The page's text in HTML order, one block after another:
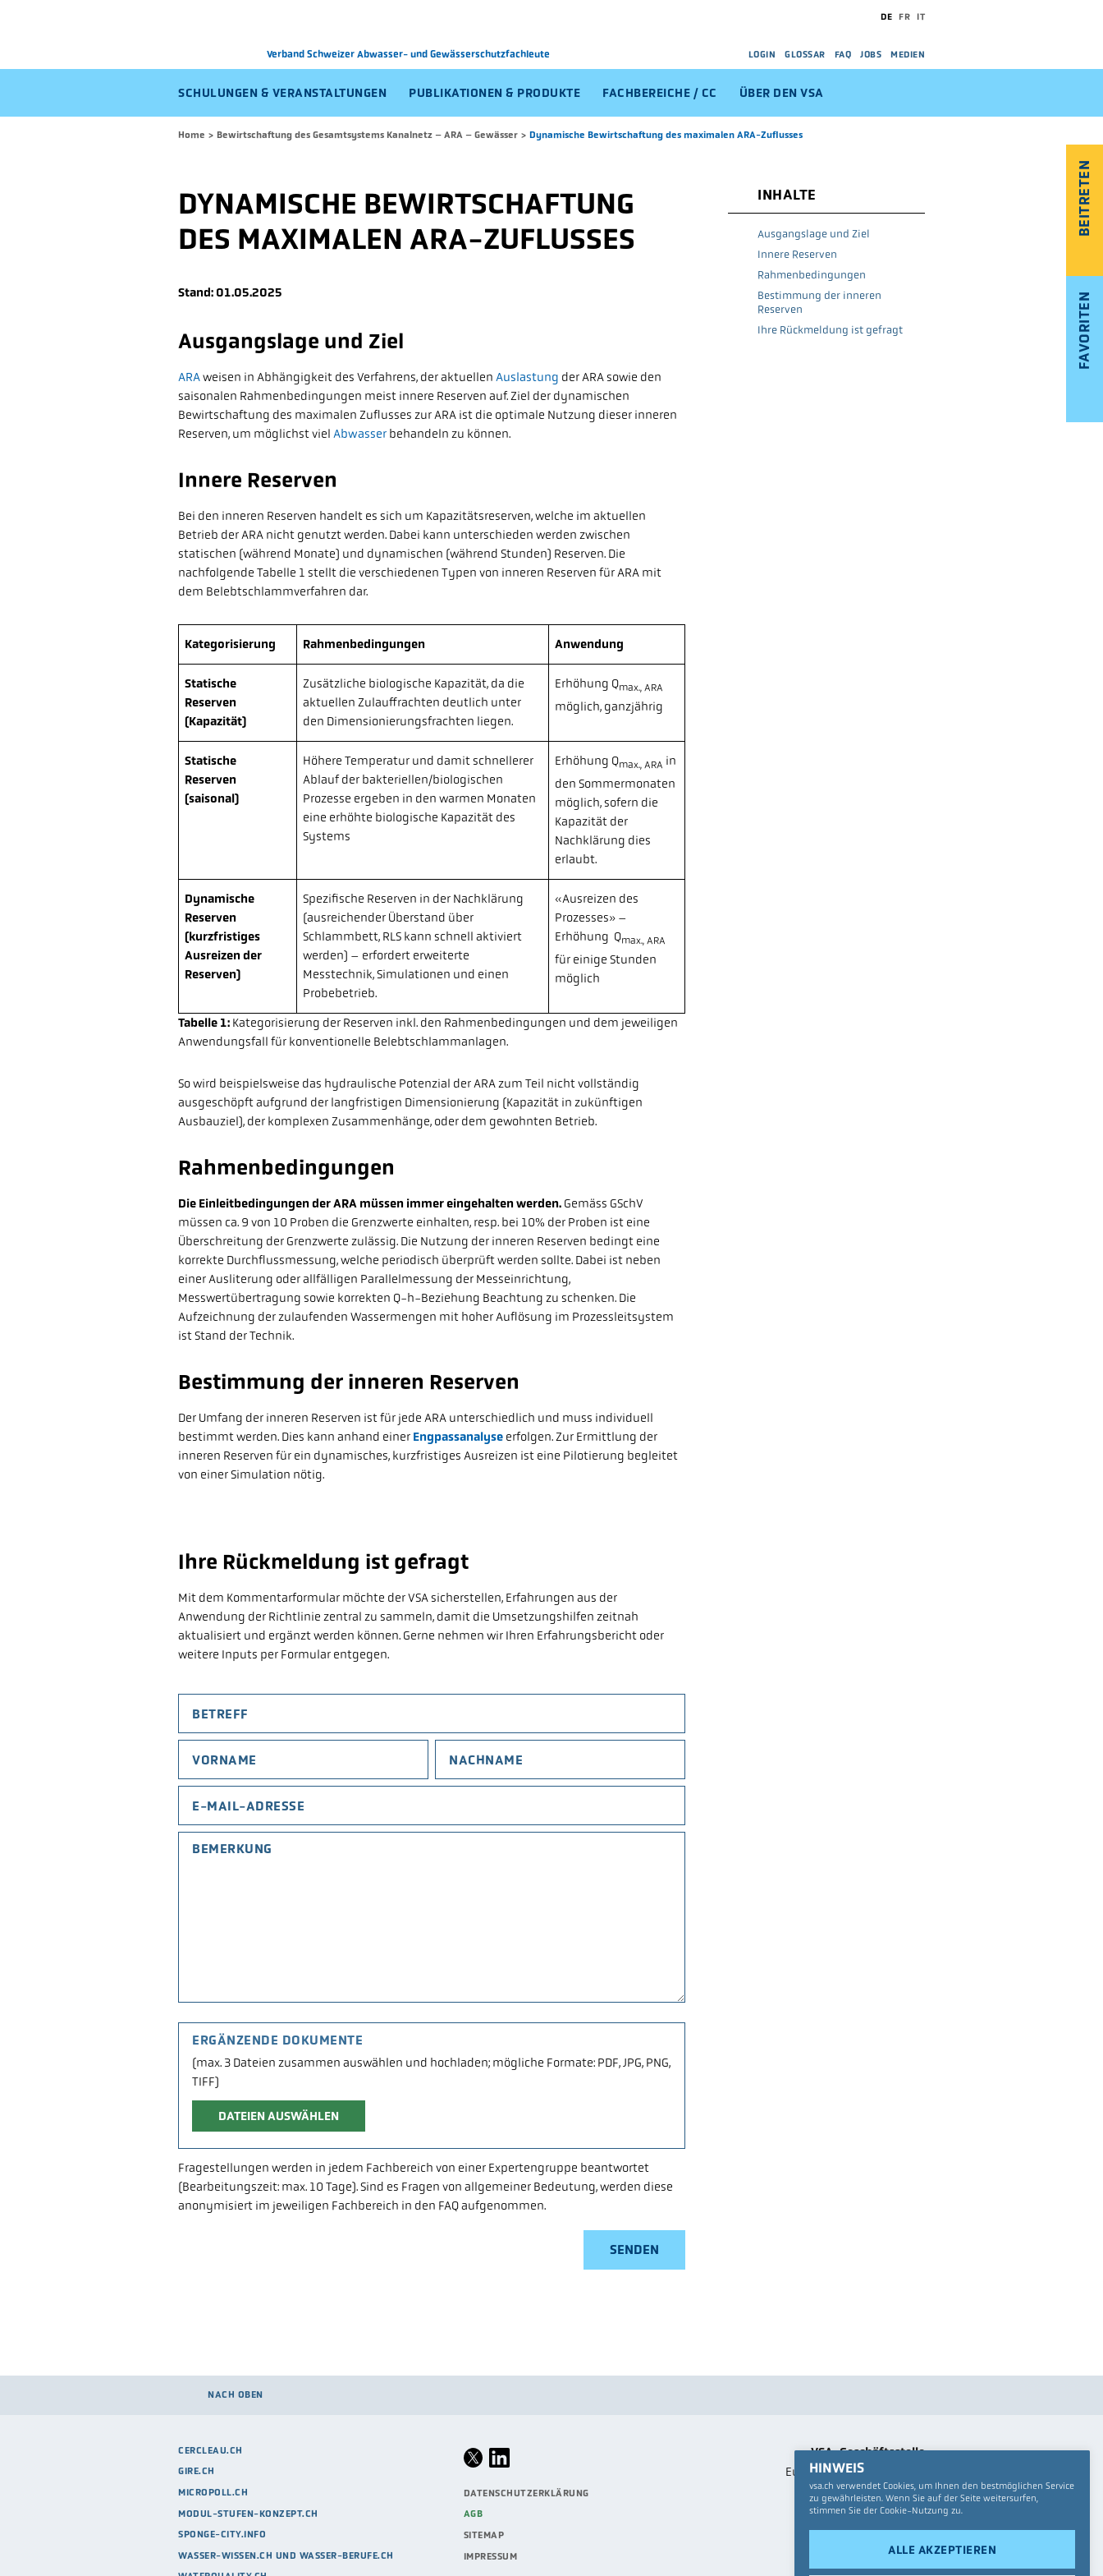
Verband Schweizer Abwasser-und Gewässerschutzfachleute
DE FR IT
LOGIN GLOSSAR FAQ JOBS MEDIEN
SCHULUNGEN & VERANSTALTUNGEN PUBLIKATIONEN & PRODUKTE FACHBEREICHE / CC ÜBER DEN VSA
BEITRETEN
FAVORITEN
Home > Bewirtschaftung des Gesamtsystems Kanalnetz – ARA – Gewässer > Dynamische Bewirtschaftung des maximalen ARA-Zuflusses
DYNAMISCHE BEWIRTSCHAFTUNG
DES MAXIMALEN ARA-ZUFLUSSES
Stand: 01.05.2025
Ausgangslage und Ziel
ARAweisen in Abhängigkeit des Verfahrens, der aktuellen Auslastung der ARA sowie den
saisonalen Rahmenbedingungen meist innere Reserven auf. Ziel der dynamischen
Bewirtschaftung des maximalen Zuflusses zur ARA ist die optimale Nutzung dieser inneren
Reserven, um möglichst viel Abwasser behandeln zu können.
Innere Reserven
Bei den inneren Reserven handelt es sich um Kapazitätsreserven, welche im aktuellen
Betrieb der ARA nicht genutzt werden. Dabei kann unterschieden werden zwischen
statischen (während Monate) und dynamischen (während Stunden) Reserven. Die
nachfolgende Tabelle 1 stellt die verschiedenen Typen von inneren Reserven für ARA mit
dem Belebtschlammverfahren dar.
Kategorisierung Rahmenbedingungen Anwendung
Statische
Reserven
(Kapazität)
Zusätzliche biologische Kapazität, da die
aktuellen Zulauffrachten deutlich unter
den Dimensionierungsfrachten liegen.
Erhöhung Qmax., ARA
möglich, ganzjährig
Statische
Reserven
(saisonal)
Höhere Temperatur und damit schnellerer
Ablauf der bakteriellen/biologischen
Prozesse ergeben in den warmen Monaten
eine erhöhte biologische Kapazität des
Systems
Erhöhung Qmax., ARA in
den Sommermonaten
möglich, sofern die
Kapazität der
Nachklärung dies
erlaubt.
Dynamische
Reserven
(kurzfristiges
Ausreizen der
Reserven)
Spezifische Reserven in der Nachklärung
(ausreichender Überstand über
Schlammbett, RLS kann schnell aktiviert
werden) – erfordert erweiterte
Messtechnik, Simulationen und einen
Probebetrieb.
«Ausreizen des
Prozesses» –
Erhöhung Qmax., ARA
für einige Stunden
möglich
Tabelle 1: Kategorisierung der Reserven inkl. den Rahmenbedingungen und dem jeweiligen
Anwendungsfall für konventionelle Belebtschlammanlagen.
So wird beispielsweise das hydraulische Potenzial der ARA zum Teil nicht vollständig
ausgeschöpft aufgrund der langfristigen Dimensionierung (Kapazität in zukünftigen
Ausbauziel), der komplexen Zusammenhänge, oder dem gewohnten Betrieb.
Rahmenbedingungen
Die Einleitbedingungen der ARA müssen immer eingehalten werden. Gemäss GSchV
müssen ca. 9 von 10 Proben die Grenzwerte einhalten, resp. bei 10% der Proben ist eine
Überschreitung der Grenzwerte zulässig. Die Nutzung der inneren Reserven bedingt eine
korrekte Durchflussmessung, welche periodisch überprüft werden sollte. Dabei ist neben
einer Ausliterung oder allfälligen Parallelmessung der Messeinrichtung,
Messwertübertragung sowie korrekten Q-h-Beziehung Beachtung zu schenken. Die
Aufzeichnung der zulaufenden Wassermengen mit hoher Auflösung im Prozessleitsystem
ist Stand der Technik.
Bestimmung der inneren Reserven
Der Umfang der inneren Reserven ist für jede ARA unterschiedlich und muss individuell
bestimmt werden. Dies kann anhand einer Engpassanalyse erfolgen. Zur Ermittlung der
inneren Reserven für ein dynamisches, kurzfristiges Ausreizen ist eine Pilotierung begleitet
von einer Simulation nötig.
Ihre Rückmeldung ist gefragt
Mit dem Kommentarformular möchte der VSA sicherstellen, Erfahrungen aus der
Anwendung der Richtlinie zentral zu sammeln, damit die Umsetzungshilfen zeitnah
aktualisiert und ergänzt werden können. Gerne nehmen wir Ihren Erfahrungsbericht oder
weitere Inputs per Formular entgegen.
ERGÄNZENDE DOKUMENTE
(max. 3 Dateien zusammen auswählen und hochladen; mögliche Formate: PDF, JPG, PNG,
TIFF)
DATEIEN AUSWÄHLEN
Fragestellungen werden in jedem Fachbereich von einer Expertengruppe beantwortet
(Bearbeitungszeit: max. 10 Tage). Sind es Fragen von allgemeiner Bedeutung, werden diese
anonymisiert im jeweiligen Fachbereich in den FAQ aufgenommen.
INHALTE
Ausgangslage und Ziel
Innere Reserven
Rahmenbedingungen
Bestimmung der inneren
Reserven
Ihre Rückmeldung ist gefragt
NACH OBEN
CERCLEAU.CH
GIRE.CH
MICROPOLL.CH
MODUL-STUFEN-KONZEPT.CH
SPONGE-CITY.INFO
WASSER-WISSEN.CH UND WASSER-BERUFE.CH
DATENSCHUTZERKLÄRUNG
AGB
SITEMAP
IMPRESSUM
VSA-Geschäftsstelle
Europastrasse 3, Postfach
8152 Glattbrugg
Telefon 043 343 70 70
Alle Kontakte
HINWEIS
vsa.ch verwendet Cookies, um Ihnen den bestmöglichen Service
zu gewährleisten. Wenn Sie auf der Seite weitersurfen,
stimmen Sie der Cookie-Nutzung zu.
ALLE AKZEPTIEREN